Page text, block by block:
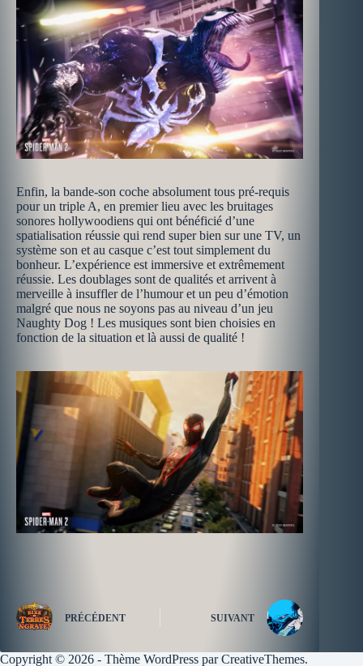
Enfin, la bande-son coche absolument tous pré-requis
pour un triple A, en premier lieu avec les bruitages
sonores hollywoodiens qui ont bénéficié d’une
spatialisation réussie qui rend super bien sur une TV, un
système son et au casque c’est tout simplement du
bonheur. L’expérience est immersive et extrêmement
réussie. Les doublages sont de qualités et arrivent à
merveille à insuffler de l’humour et un peu d’émotion
malgré que nous ne soyons pas au niveau d’un jeu
Naughty Dog ! Les musiques sont bien choisies en
fonction de la situation et là aussi de qualité !
PRÉCÉDENT SUIVANT
Copyright © 2026 - Thème WordPress parCreativeThemes.